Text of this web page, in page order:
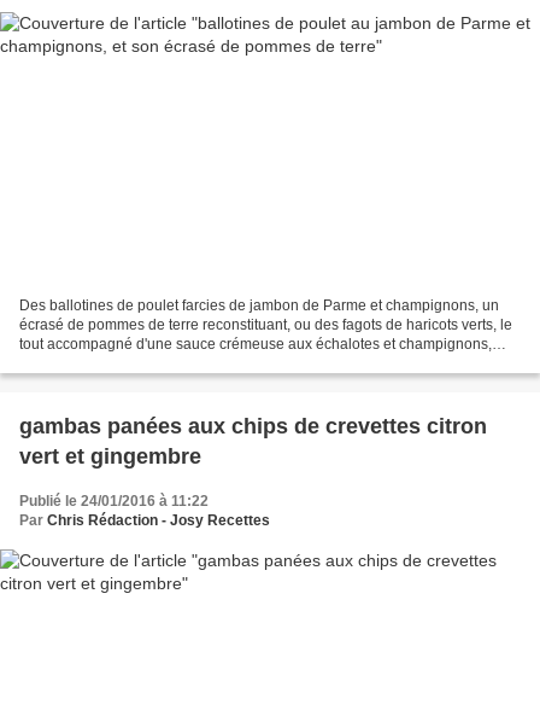
Des ballotines de poulet farcies de jambon de Parme et champignons, un
écrasé de pommes de terre reconstituant, ou des fagots de haricots verts, le
tout accompagné d'une sauce crémeuse aux échalotes et champignons,
gambas panées aux chips de crevettes citron
vert et gingembre
Publié le 24/01/2016 à 11:22
Par Chris Rédaction - Josy Recettes